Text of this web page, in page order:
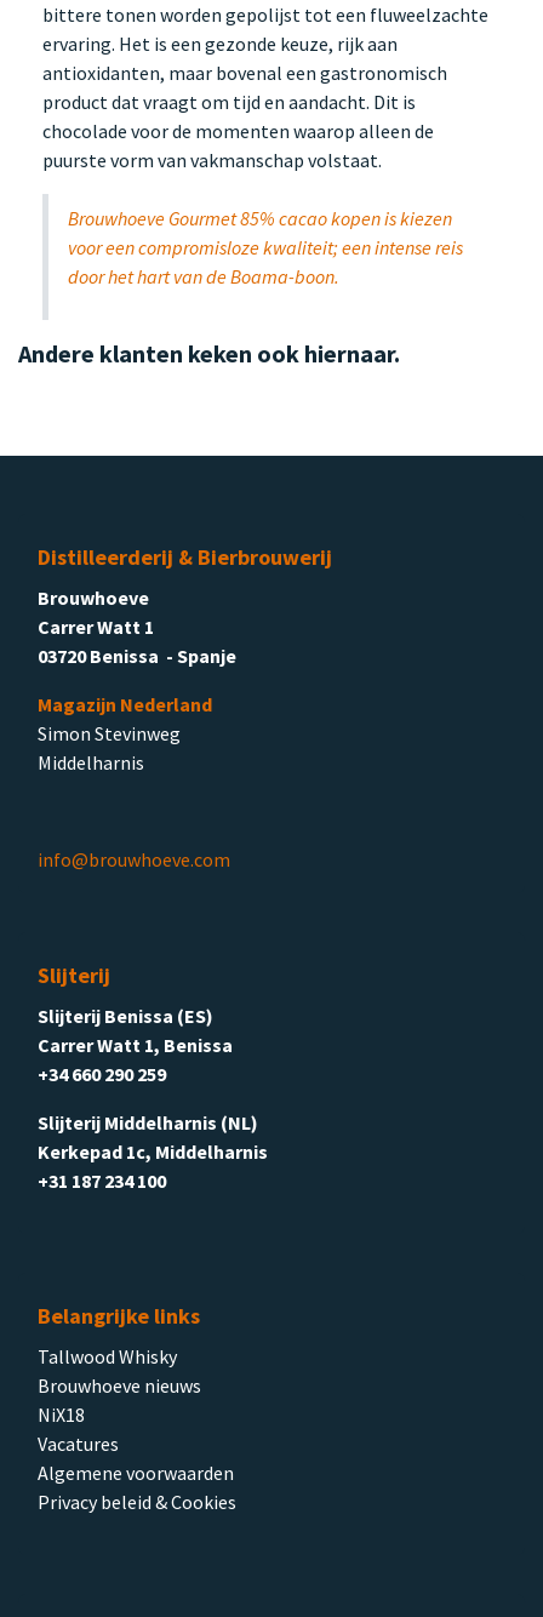
bittere tonen worden gepolijst tot een fluweelzachte
ervaring. Het is een gezonde keuze, rijk aan
antioxidanten, maar bovenal een gastronomisch
product dat vraagt om tijd en aandacht. Dit is
chocolade voor de momenten waarop alleen de
puurste vorm van vakmanschap volstaat.
Brouwhoeve Gourmet 85% cacao kopen is kiezen
voor een compromisloze kwaliteit; een intense reis
door het hart van de Boama-boon.
Andere klanten keken ook hiernaar.
Distilleerderij & Bierbrouwerij
Brouwhoeve
Carrer Watt 1
03720 Benissa - Spanje
Magazijn Nederland
Simon Stevinweg
Middelharnis
info@brouwhoeve.com
Slijterij
Slijterij Benissa (ES)
Carrer Watt 1, Benissa
+34 660 290 259
Slijterij Middelharnis (NL)
Kerkepad 1c, Middelharnis
+31 187 234 100
Belangrijke links
Tallwood Whisky
Brouwhoeve nieuws
NiX18
Vacatures
Algemene voorwaarden
Privacy beleid & Cookies